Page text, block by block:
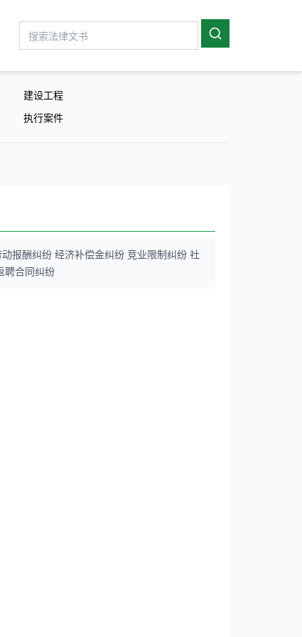
建设工程
执行案件
报酬纠纷 经济补偿金纠纷 竞业限制纠纷 社
聘合同纠纷